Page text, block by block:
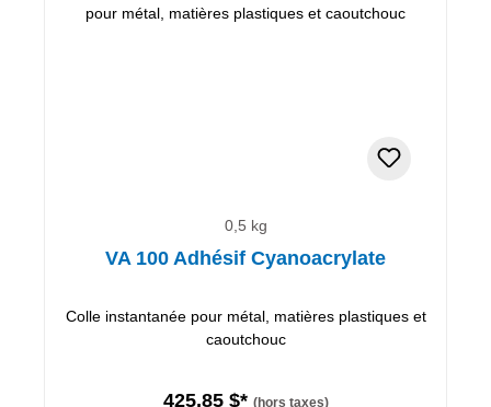
0,5 kg
VA 100 Adhésif Cyanoacrylate
Colle instantanée pour métal, matières plastiques et
caoutchouc
425,85 $* (hors taxes)